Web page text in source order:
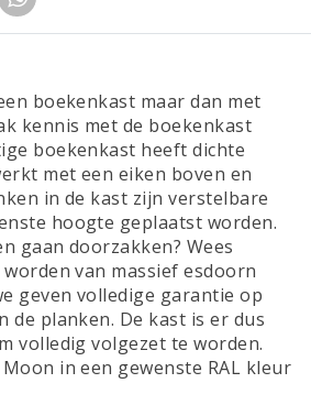
boekenkast maar dan met
kennis met de boekenkast
boekenkast heeft dichte
met een eiken boven en
in de kast zijn verstelbare
hoogte geplaatst worden.
gaan doorzakken? Wees
van massief esdoorn
geven volledige garantie op
de planken. De kast is er dus
volledig volgezet te worden.
in een gewenste RAL kleur